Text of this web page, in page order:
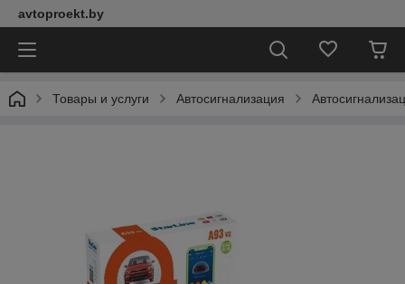
avtoproekt.by
Товары и услуги Автосигнализация